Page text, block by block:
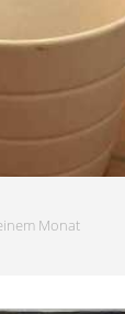
Monat